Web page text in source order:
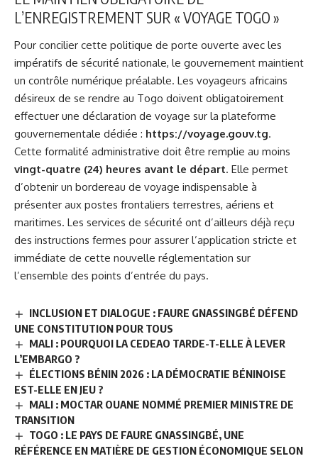
L’ENREGISTREMENT SUR « VOYAGE TOGO »
Pour concilier cette politique de porte ouverte avec les
impératifs de sécurité nationale, le gouvernement maintient
un contrôle numérique préalable. Les voyageurs africains
désireux de se rendre au Togo doivent obligatoirement
effectuer une déclaration de voyage sur la plateforme
gouvernementale dédiée : https://voyage.gouv.tg.
Cette formalité administrative doit être remplie au moins
vingt-quatre (24) heures avant le départ. Elle permet
d’obtenir un bordereau de voyage indispensable à
présenter aux postes frontaliers terrestres, aériens et
maritimes. Les services de sécurité ont d’ailleurs déjà reçu
des instructions fermes pour assurer l’application stricte et
immédiate de cette nouvelle réglementation sur
l’ensemble des points d’entrée du pays.
INCLUSION ET DIALOGUE : FAURE GNASSINGBÉ DÉFEND
UNE CONSTITUTION POUR TOUS
MALI : POURQUOI LA CEDEAO TARDE-T-ELLE À LEVER
L’EMBARGO ?
ÉLECTIONS BÉNIN 2026 : LA DÉMOCRATIE BÉNINOISE
EST-ELLE EN JEU ?
MALI : MOCTAR OUANE NOMMÉ PREMIER MINISTRE DE
TRANSITION
TOGO : LE PAYS DE FAURE GNASSINGBÉ, UNE
RÉFÉRENCE EN MATIÈRE DE GESTION ÉCONOMIQUE SELON